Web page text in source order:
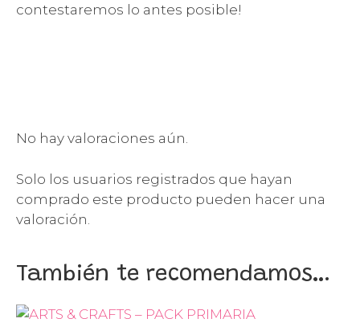
contestaremos lo antes posible!
No hay valoraciones aún.
Solo los usuarios registrados que hayan
comprado este producto pueden hacer una
valoración.
También te recomendamos…